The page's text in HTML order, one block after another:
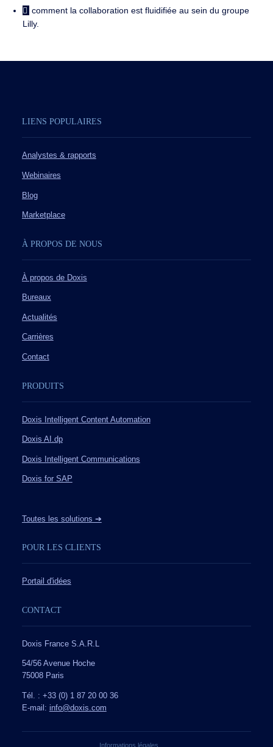
comment la collaboration est fluidifiée au sein du groupe
Lilly.
LIENS POPULAIRES
Analystes & rapports
Webinaires
Blog
Marketplace
À PROPOS DE NOUS
À propos de Doxis
Bureaux
Actualités
Carrières
Contact
PRODUITS
Doxis Intelligent Content Automation
Doxis AI.dp
Doxis Intelligent Communications
Doxis for SAP
Toutes les solutions ➔
POUR LES CLIENTS
Portail d'idées
CONTACT
Doxis France S.A.R.L
54/56 Avenue Hoche
75008 Paris
Tél. : +33 (0) 1 87 20 00 36
E-mail: info@doxis.com
Informations légales